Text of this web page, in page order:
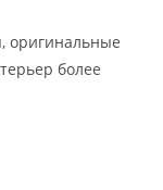
оригинальные
более